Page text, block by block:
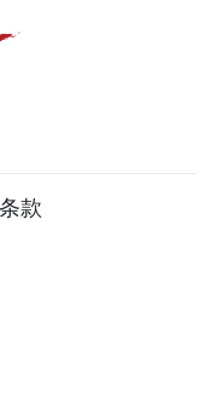
款